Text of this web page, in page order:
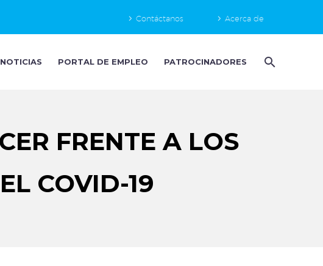
Contáctanos Acerca de
NOTICIAS PORTAL DE EMPLEO PATROCINADORES
FRENTE A LOS
COVID-19